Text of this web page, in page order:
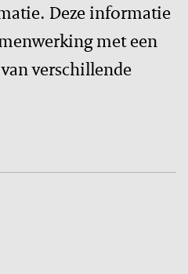
Deze informatie
met een
verschillende